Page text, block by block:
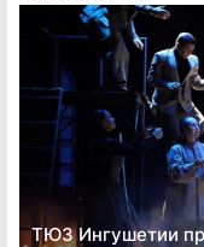
ТЮЗ Ингушетии